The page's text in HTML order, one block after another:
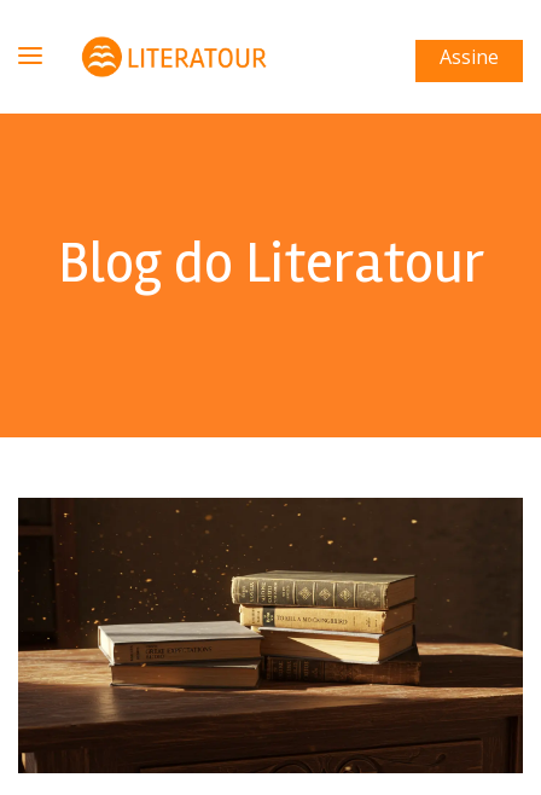
Assine
Blog do Literatour